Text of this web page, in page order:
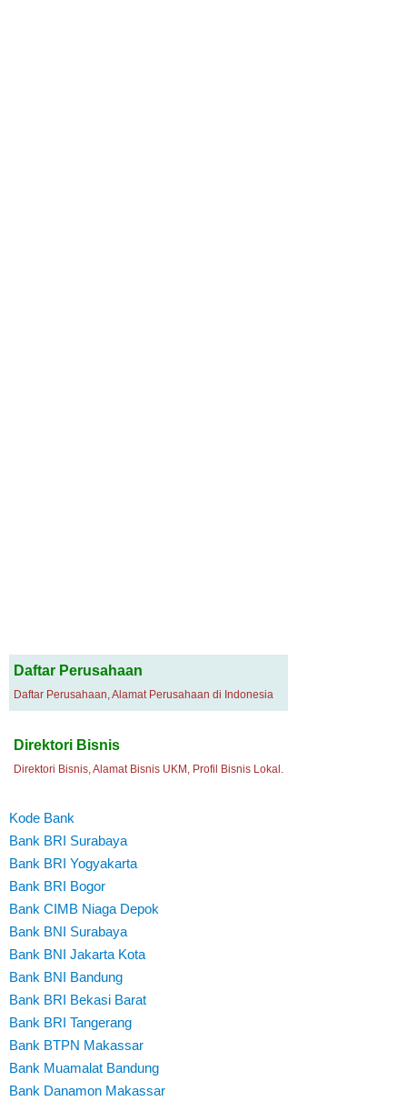
Daftar Perusahaan
Daftar Perusahaan, Alamat Perusahaan di Indonesia
Direktori Bisnis
Direktori Bisnis, Alamat Bisnis UKM, Profil Bisnis Lokal.
Kode Bank
Bank BRI Surabaya
Bank BRI Yogyakarta
Bank BRI Bogor
Bank CIMB Niaga Depok
Bank BNI Surabaya
Bank BNI Jakarta Kota
Bank BNI Bandung
Bank BRI Bekasi Barat
Bank BRI Tangerang
Bank BTPN Makassar
Bank Muamalat Bandung
Bank Danamon Makassar